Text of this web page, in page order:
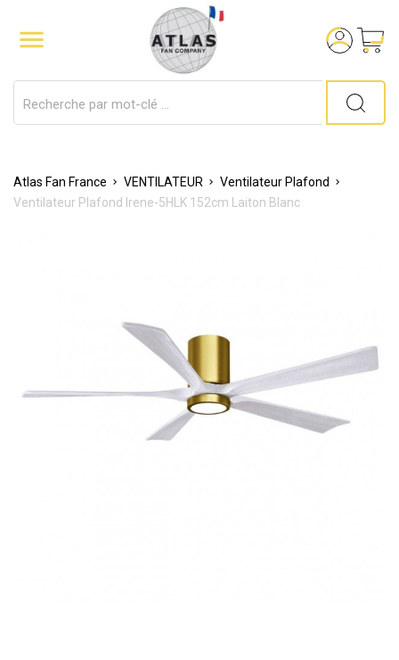

Atlas Fan France VENTILATEUR
Ventilateur Plafond
Ventilateur Plafond Irene-5HLK 152cm Laiton Blanc